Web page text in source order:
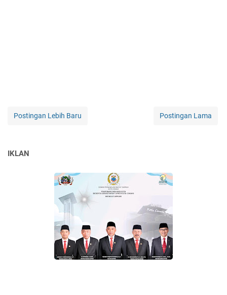
Postingan Lebih Baru Postingan Lama
IKLAN